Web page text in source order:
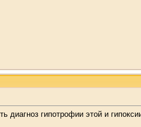
диагноз гипотрофии этой и